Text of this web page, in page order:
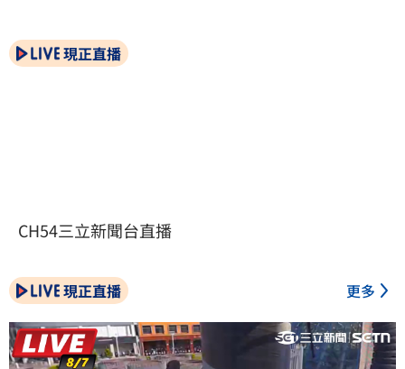
現正直播
CH54三立新聞台直播
現正直播 更多